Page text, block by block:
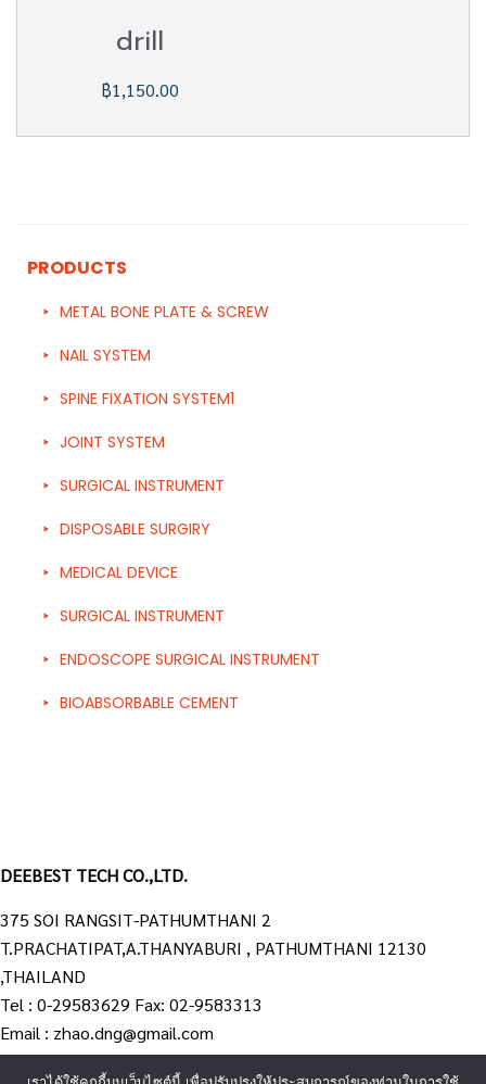
drill
฿1,150.00
PRODUCTS
METAL BONE PLATE & SCREW
NAIL SYSTEM
SPINE FIXATION SYSTEM1
JOINT SYSTEM
SURGICAL INSTRUMENT
DISPOSABLE SURGIRY
MEDICAL DEVICE
SURGICAL INSTRUMENT
ENDOSCOPE SURGICAL INSTRUMENT
BIOABSORBABLE CEMENT
DEEBEST TECH CO.,LTD.
375 SOI RANGSIT-PATHUMTHANI 2
T.PRACHATIPAT,A.THANYABURI , PATHUMTHANI 12130
,THAILAND
Tel : 0-29583629 Fax: 02-9583313
Email : zhao.dng@gmail.com